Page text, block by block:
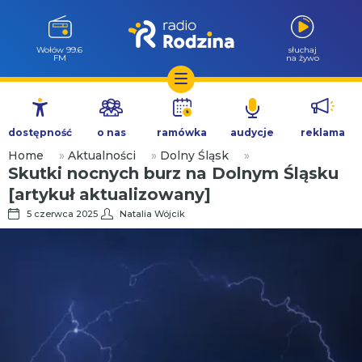
Przejdź
treści
Wołów 99.6
FM
słuchaj
na żywo
dostępność o nas ramówka audycje reklama
Home » Aktualności » Dolny Śląsk »
Skutki nocnych burz na Dolnym Śląsku
[artykuł aktualizowany]
5 czerwca 2025 Natalia Wójcik